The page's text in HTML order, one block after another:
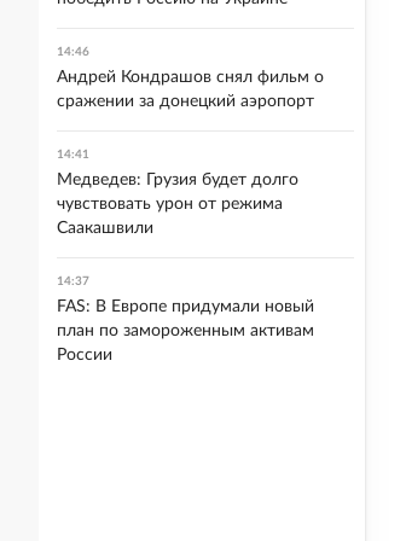
14:46
Андрей Кондрашов снял фильм о
сражении за донецкий аэропорт
14:41
Медведев: Грузия будет долго
чувствовать урон от режима
Саакашвили
14:37
FAS: В Европе придумали новый
план по замороженным активам
России